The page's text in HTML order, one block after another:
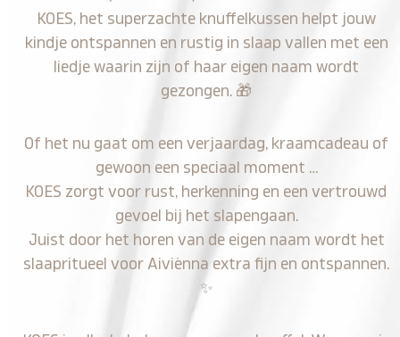
KOES, het superzachte knuffelkussen helpt jouw
kindje ontspannen en rustig in slaap vallen met een
liedje waarin zijn of haar eigen naam wordt
gezongen. 🎁
Of het nu gaat om een verjaardag, kraamcadeau of
gewoon een speciaal moment …
KOES zorgt voor rust, herkenning en een vertrouwd
gevoel bij het slapengaan.
Juist door het horen van de eigen naam wordt het
slaapritueel voor Aiviènna extra fijn en ontspannen.
✨